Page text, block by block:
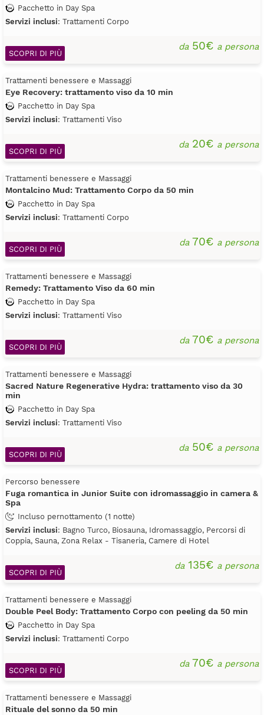
Pacchetto in Day Spa
Servizi inclusi: Trattamenti Corpo
da50€ a persona
SCOPRI DI PIÙ
Trattamenti benessere e Massaggi
Eye Recovery: trattamento viso da 10 min
Pacchetto in Day Spa
Servizi inclusi: Trattamenti Viso
da20€ a persona
SCOPRI DI PIÙ
Trattamenti benessere e Massaggi
Montalcino Mud: Trattamento Corpo da 50 min
Pacchetto in Day Spa
Servizi inclusi: Trattamenti Corpo
da70€ a persona
SCOPRI DI PIÙ
Trattamenti benessere e Massaggi
Remedy: Trattamento Viso da 60 min
Pacchetto in Day Spa
Servizi inclusi: Trattamenti Viso
da70€ a persona
SCOPRI DI PIÙ
Trattamenti benessere e Massaggi
Sacred Nature Regenerative Hydra: trattamento viso da 30
min
Pacchetto in Day Spa
Servizi inclusi: Trattamenti Viso
da50€ a persona
SCOPRI DI PIÙ
Percorso benessere
Fuga romantica in Junior Suite con idromassaggio in camera &
Spa
Incluso pernottamento (1 notte)
Servizi inclusi: Bagno Turco, Biosauna, Idromassaggio, Percorsi di
Coppia, Sauna, Zona Relax - Tisaneria, Camere di Hotel
da135€ a persona
SCOPRI DI PIÙ
Trattamenti benessere e Massaggi
Double Peel Body: Trattamento Corpo con peeling da 50 min
Pacchetto in Day Spa
Servizi inclusi: Trattamenti Corpo
da70€ a persona
SCOPRI DI PIÙ
Trattamenti benessere e Massaggi
Rituale del sonno da 50 min